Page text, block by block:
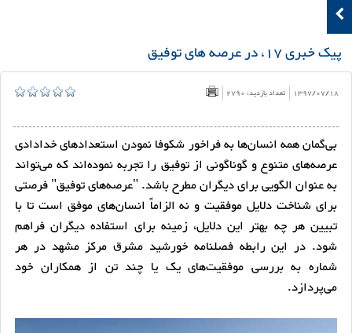
پیک خبری 17، در عرصه های توفیق
1397/07/18 تعداد بازدید: 2790
بی‌گمان همه انسان‌ها به فراخور شکوفا نمودن استعدادهای خدادادی
عرصه‌های متنوع و گوناگونی از توفیق را تجربه نموده‌اند که می‌تواند
به عنوان الگویی برای دیگران مطرح باشد. "عرصه‌های توفیق" فرصتی
برای شناخت دلایل موفقیت و نه الزاماً انسان‌های موفق است تا با
تبیین هر چه بهتر این دلایل، زمینه برای استفاده دیگران فراهم
شود. در این رابطه فصلنامه خورشید مشرق مرکز مشهد در هر
شماره به بررسی موفقیت‌های یک یا چند تن از همکاران خود
می‌پردازد.